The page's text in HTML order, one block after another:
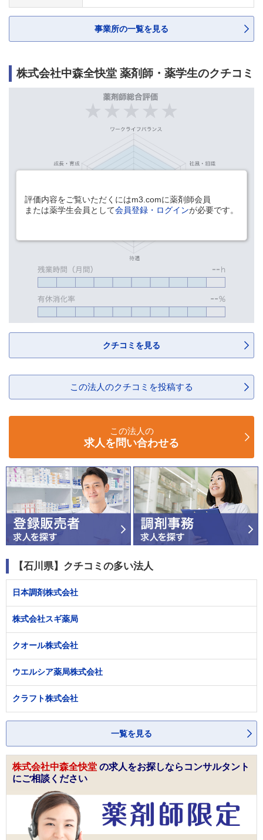
事業所の一覧を見る
株式会社中森全快堂 薬剤師・薬学生のクチコミ
評価内容をご覧いただくにはm3.comに薬剤師会員
または薬学生会員として会員登録・ログインが必要です。
クチコミを見る
この法人のクチコミを投稿する
この法人の
求人を問い合わせる
【石川県】クチコミの多い法人
日本調剤株式会社
株式会社スギ薬局
クオール株式会社
ウエルシア薬局株式会社
クラフト株式会社
一覧を見る
株式会社中森全快堂 の求人をお探しならコンサルタント
にご相談ください